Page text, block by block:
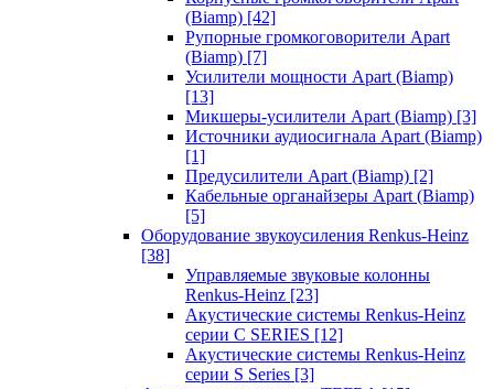
(Biamp) [42]
Рупорные громкоговорители Apart
(Biamp) [7]
Усилители мощности Apart (Biamp)
[13]
Микшеры-усилители Apart (Biamp) [3]
Источники аудиосигнала Apart (Biamp)
[1]
Предусилители Apart (Biamp) [2]
Кабельные органайзеры Apart (Biamp)
[5]
Оборудование звукоусиления Renkus-Heinz
[38]
Управляемые звуковые колонны
Renkus-Heinz [23]
Акустические системы Renkus-Heinz
серии C SERIES [12]
Акустические системы Renkus-Heinz
серии S Series [3]